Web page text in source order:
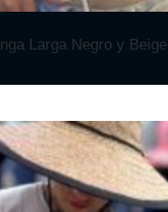
Larga Negro y Beige